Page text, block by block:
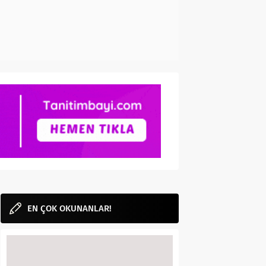
EN ÇOK OKUNANLAR!